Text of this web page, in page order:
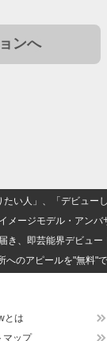
ンへ
い人」、「デビュー
ージモデル・アンバ
、即芸能界デビュー
のアピールを"無料"
とは
マップ